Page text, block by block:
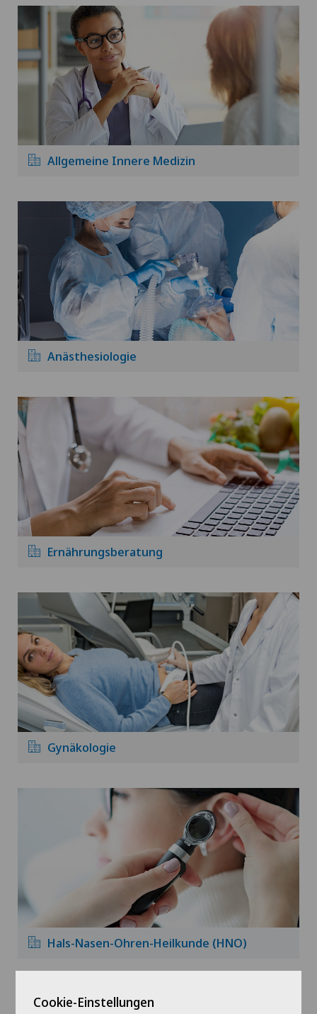
Allgemeine Innere Medizin
Anästhesiologie
Ernährungsberatung
Gynäkologie
Hals-Nasen-Ohren-Heilkunde (HNO)
Cookie-Einstellungen